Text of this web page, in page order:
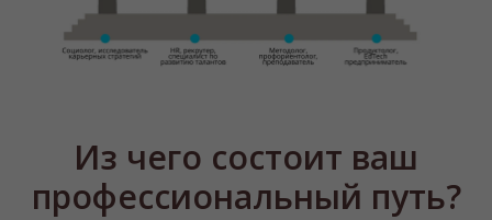
Из чего состоит ваш
профессиональный путь?